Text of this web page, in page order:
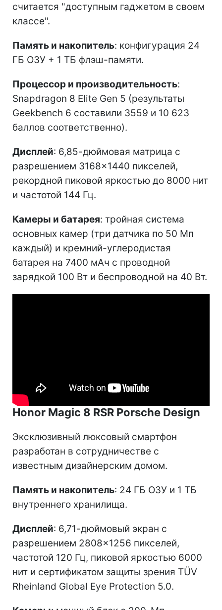
считается "доступным гаджетом в своем
классе".
Память и накопитель: конфигурация 24
ГБ ОЗУ + 1 ТБ флэш-памяти.
Процессор и производительность:
Snapdragon 8 Elite Gen 5 (результаты
Geekbench 6 составили 3559 и 10 623
баллов соответственно).
Дисплей: 6,85-дюймовая матрица с
разрешением 3168×1440 пикселей,
рекордной пиковой яркостью до 8000 нит
и частотой 144 Гц.
Камеры и батарея: тройная система
основных камер (три датчика по 50 Мп
каждый) и кремний-углеродистая
батарея на 7400 мАч с проводной
зарядкой 100 Вт и беспроводной на 40 Вт.
Honor Magic 8 RSR Porsche Design
Эксклюзивный люксовый смартфон
разработан в сотрудничестве с
известным дизайнерским домом.
Память и накопитель: 24 ГБ ОЗУ и 1 ТБ
внутреннего хранилища.
Дисплей: 6,71-дюймовый экран с
разрешением 2808×1256 пикселей,
частотой 120 Гц, пиковой яркостью 6000
нит и сертификатом защиты зрения TÜV
Rheinland Global Eye Protection 5.0.